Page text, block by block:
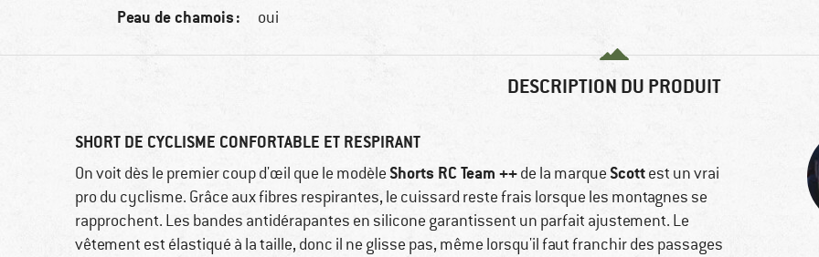
Peau de chamois : oui
DESCRIPTION DU PRODUIT
SHORT DE CYCLISME CONFORTABLE ET RESPIRANT
On voit dès le premier coup d'œil que le modèleShorts RC Team ++de la marqueScottest un vrai
pro du cyclisme. Grâce aux fibres respirantes, le cuissard reste frais lorsque les montagnes se
rapprochent. Les bandes antidérapantes en silicone garantissent un parfait ajustement. Le
vêtement est élastiqué à la taille, donc il ne glisse pas, même lorsqu'il faut franchir des passages